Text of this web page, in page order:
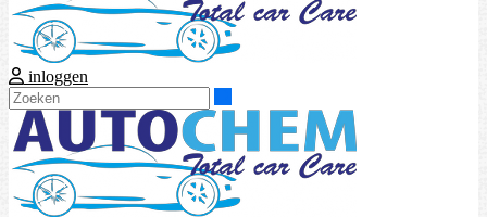
inloggen